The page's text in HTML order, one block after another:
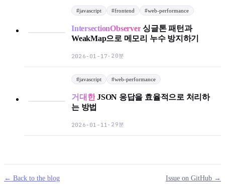
#javascript #frontend #web-performance
IntersectionObserver 싱글톤 패턴과
WeakMap으로 메모리 누수 방지하기
2026-01-17 · 20분
#javascript #web-performance
거대한 JSON 응답을 효율적으로 처리하
는 방법
2026-01-11 · 29분
← Back to the blog Issue on GitHub →